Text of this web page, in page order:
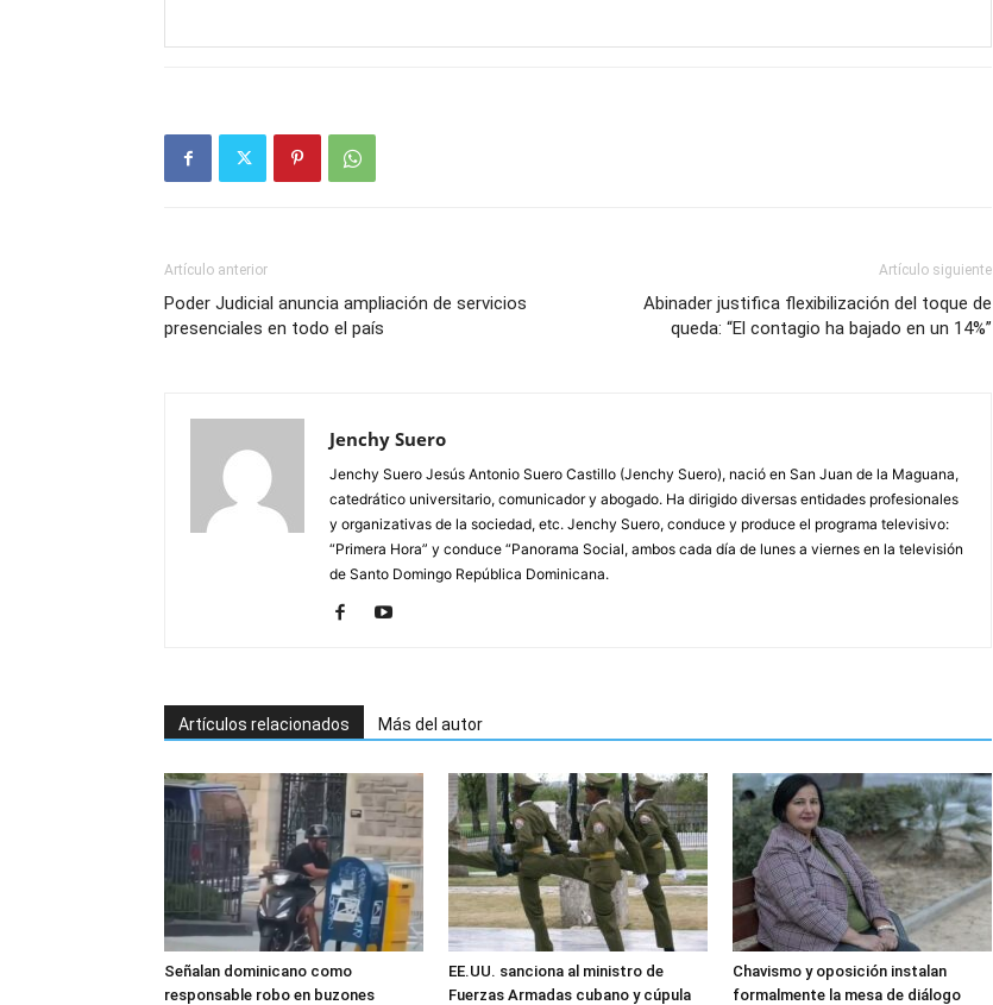
Artículo anterior
Poder Judicial anuncia ampliación de servicios
presenciales en todo el país
Artículo siguiente
Abinader justifica flexibilización del toque de
queda: “El contagio ha bajado en un 14%”
Jenchy Suero
Jenchy Suero Jesús Antonio Suero Castillo (Jenchy Suero), nació en San Juan de la Maguana,
catedrático universitario, comunicador y abogado. Ha dirigido diversas entidades profesionales
y organizativas de la sociedad, etc. Jenchy Suero, conduce y produce el programa televisivo:
“Primera Hora” y conduce “Panorama Social, ambos cada día de lunes a viernes en la televisión
de Santo Domingo República Dominicana.
Artículos relacionados Más del autor
Señalan dominicano como
responsable robo en buzones
EE.UU. sanciona al ministro de
Fuerzas Armadas cubano y cúpula
Chavismo y oposición instalan
formalmente la mesa de diálogo